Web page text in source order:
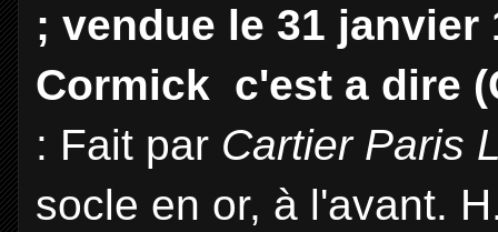
; vendue le 31 janvier
Cormick c'est a dire
: Fait par Cartier Paris
socle en or, à l'avant.